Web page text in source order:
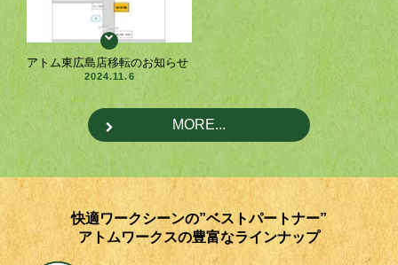
アトム東広島店移転のお知らせ
2024.11.6
MORE...
快適ワークシーンの”ベストパートナー”
アトムワークスの豊富なラインナップ